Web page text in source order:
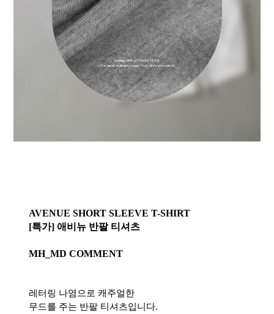
AVENUE SHORT SLEEVE T-SHIRT
[특가] 애비뉴 반팔 티셔츠
MH_MD COMMENT
레터링 나염으로 캐주얼한
무드를 주는 반팔 티셔츠입니다.